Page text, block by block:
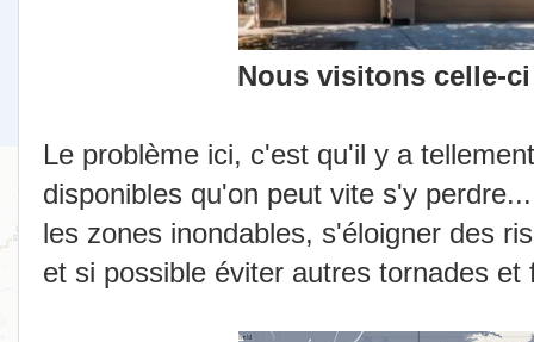
Nous visitons celle-
Le problème ici, c'est qu'il y a
disponibles qu'on peut vite s'y
les zones inondables, s'éloigner des
et si possible éviter autres tornades et